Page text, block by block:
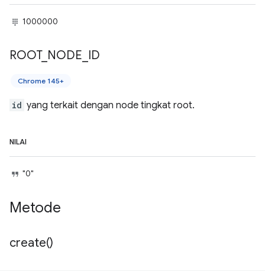
1000000
ROOT_ NODE ID
Chrome 145+
id yang terkait dengan node tingkat root.
NILAI
"0"
Metode
create()